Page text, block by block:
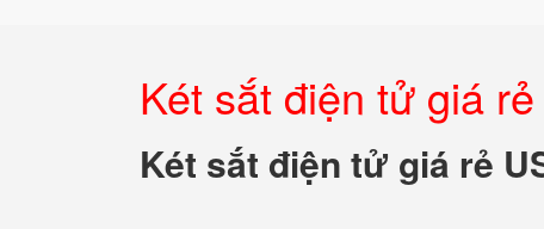
Két sắt điện tử giá
Két sắt điện tử giá rẻ